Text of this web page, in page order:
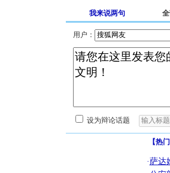
我来说两句
用户：
设为辩论话题
【热
·萨达